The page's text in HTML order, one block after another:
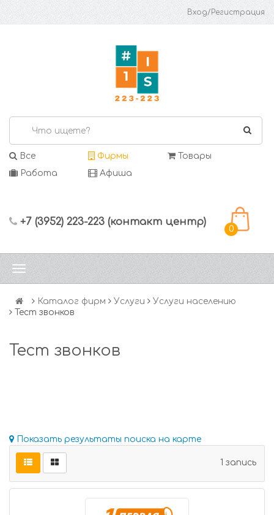
Вход/Регистрация
Все Фирмы
Товары
Работа
Афиша
+7 (3952) 223-223 (контакт центр)
0
Каталог фирм Услуги
Услуги населению
Тест звонков
Тест звонков
Показать результаты поиска на карте
1 запись